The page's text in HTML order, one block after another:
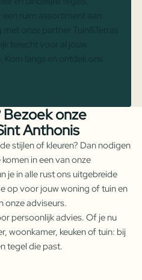
onze
Anthonis
stijlen of kleuren? Dan nodigen
in een van onze
je in alle rust ons uitgebreide
op voor jouw woning of tuin en
onze adviseurs.
persoonlijk advies. Of je nu
woonkamer, keuken of tuin: bij
tegel die past.